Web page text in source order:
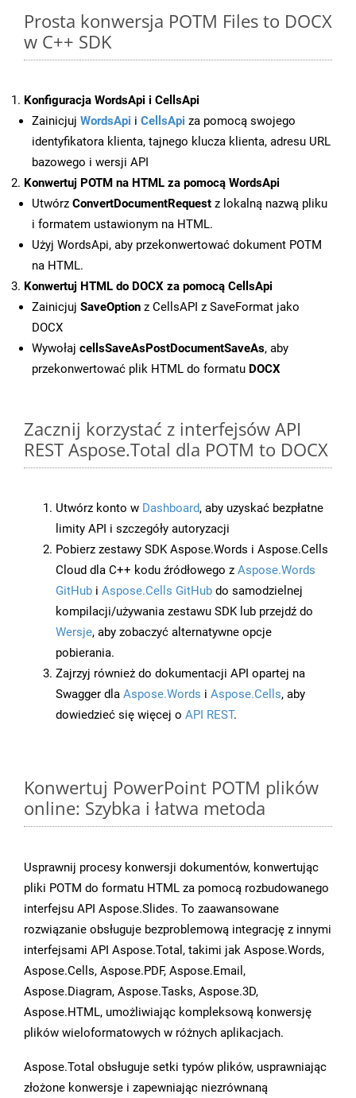
Prosta konwersja POTM Files to DOCX
w C++ SDK
Konfiguracja WordsApi i CellsApi
Zainicjuj WordsApi i CellsApi za pomocą swojego
identyfikatora klienta, tajnego klucza klienta, adresu URL
bazowego i wersji API
Konwertuj POTM na HTML za pomocą WordsApi
Utwórz ConvertDocumentRequest z lokalną nazwą pliku
i formatem ustawionym na HTML.
Użyj WordsApi, aby przekonwertować dokument POTM
na HTML.
Konwertuj HTML do DOCX za pomocą CellsApi
Zainicjuj SaveOption z CellsAPI z SaveFormat jako
DOCX
Wywołaj cellsSaveAsPostDocumentSaveAs, aby
przekonwertować plik HTML do formatu DOCX
Zacznij korzystać z interfejsów API
REST Aspose.Total dla POTM to DOCX
Utwórz konto w Dashboard, aby uzyskać bezpłatne
limity API i szczegóły autoryzacji
Pobierz zestawy SDK Aspose.Words i Aspose.Cells
Cloud dla C++ kodu źródłowego z Aspose.Words
GitHub i Aspose.Cells GitHub do samodzielnej
kompilacji/używania zestawu SDK lub przejdź do
Wersje, aby zobaczyć alternatywne opcje
pobierania.
Zajrzyj również do dokumentacji API opartej na
Swagger dla Aspose.Words i Aspose.Cells, aby
dowiedzieć się więcej o API REST.
Konwertuj PowerPoint POTM plików
online: Szybka i łatwa metoda
Usprawnij procesy konwersji dokumentów, konwertując
pliki POTM do formatu HTML za pomocą rozbudowanego
interfejsu API Aspose.Slides. To zaawansowane
rozwiązanie obsługuje bezproblemową integrację z innymi
interfejsami API Aspose.Total, takimi jak Aspose.Words,
Aspose.Cells, Aspose.PDF, Aspose.Email,
Aspose.Diagram, Aspose.Tasks, Aspose.3D,
Aspose.HTML, umożliwiając kompleksową konwersję
plików wieloformatowych w różnych aplikacjach.
Aspose.Total obsługuje setki typów plików, usprawniając
złożone konwersje i zapewniając niezrównaną